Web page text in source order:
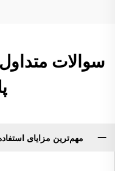
سوالات
مهم‌ترین مزایای